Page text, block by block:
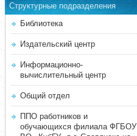
Структурные подразделения
Библиотека
Издательский центр
Информационно-
вычислительный центр
Общий отдел
ППО работников и
обучающихся филиала ФГБОУ